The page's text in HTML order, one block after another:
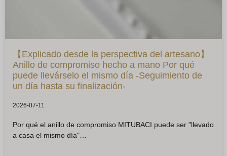
【Explicado desde la perspectiva del artesano】
Anillo de compromiso hecho a mano Por qué
puede llevárselo el mismo día -Seguimiento de
un día hasta su finalización-
2026-07-11
Por qué el anillo de compromiso MITUBACI puede ser "llevado
a casa el mismo día"